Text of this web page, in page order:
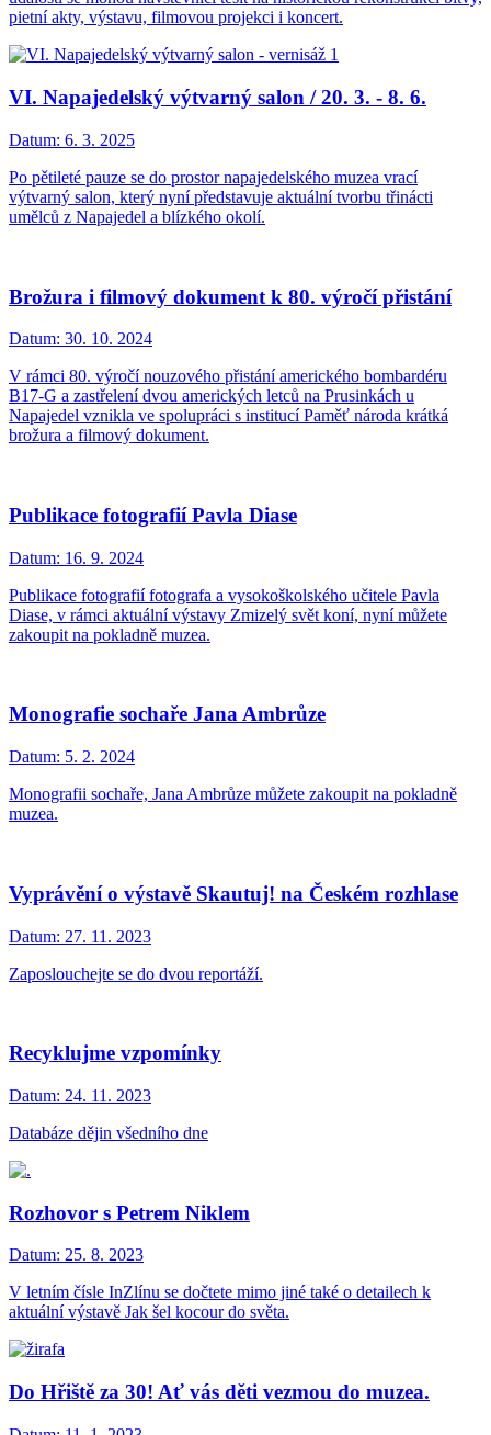
pietní akty, výstavu, filmovou projekci i koncert.
VI. Napajedelský výtvarný salon / 20. 3. - 8. 6.
Datum: 6. 3. 2025
Po pětileté pauze se do prostor napajedelského muzea vrací
výtvarný salon, který nyní představuje aktuální tvorbu třinácti
umělců z Napajedel a blízkého okolí.
Brožura i filmový dokument k 80. výročí přistání
Datum: 30. 10. 2024
V rámci 80. výročí nouzového přistání amerického bombardéru
B17-G a zastřelení dvou amerických letců na Prusinkách u
Napajedel vznikla ve spolupráci s institucí Paměť národa krátká
brožura a filmový dokument.
Publikace fotografií Pavla Diase
Datum: 16. 9. 2024
Publikace fotografií fotografa a vysokoškolského učitele Pavla
Diase, v rámci aktuální výstavy Zmizelý svět koní, nyní můžete
zakoupit na pokladně muzea.
Monografie sochaře Jana Ambrůze
Datum: 5. 2. 2024
Monografii sochaře, Jana Ambrůze můžete zakoupit na pokladně
muzea.
Vyprávění o výstavě Skautuj! na Českém rozhlase
Datum: 27. 11. 2023
Zaposlouchejte se do dvou reportáží.
Recyklujme vzpomínky
Datum: 24. 11. 2023
Databáze dějin všedního dne
Rozhovor s Petrem Niklem
Datum: 25. 8. 2023
V letním čísle InZlínu se dočtete mimo jiné také o detailech k
aktuální výstavě Jak šel kocour do světa.
Do Hřiště za 30! Ať vás děti vezmou do muzea.